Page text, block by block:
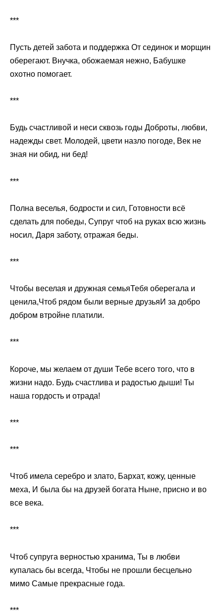
***
Пусть детей забота и поддержка От сединок и морщин
оберегают. Внучка, обожаемая нежно, Бабушке
охотно помогает.
***
Будь счастливой и неси сквозь годы Доброты, любви,
надежды свет. Молодей, цвети назло погоде, Век не
зная ни обид, ни бед!
***
Полна веселья, бодрости и сил, Готовности всё
сделать для победы, Супруг чтоб на руках всю жизнь
носил, Даря заботу, отражая беды.
***
Чтобы веселая и дружная семьяТебя оберегала и
ценила,Чтоб рядом были верные друзьяИ за добро
добром втройне платили.
***
Короче, мы желаем от души Тебе всего того, что в
жизни надо. Будь счастлива и радостью дыши! Ты
наша гордость и отрада!
***
***
Чтоб имела серебро и злато, Бархат, кожу, ценные
меха, И была бы на друзей богата Ныне, присно и во
все века.
***
Чтоб супруга верностью хранима, Ты в любви
купалась бы всегда, Чтобы не прошли бесцельно
мимо Самые прекрасные года.
***